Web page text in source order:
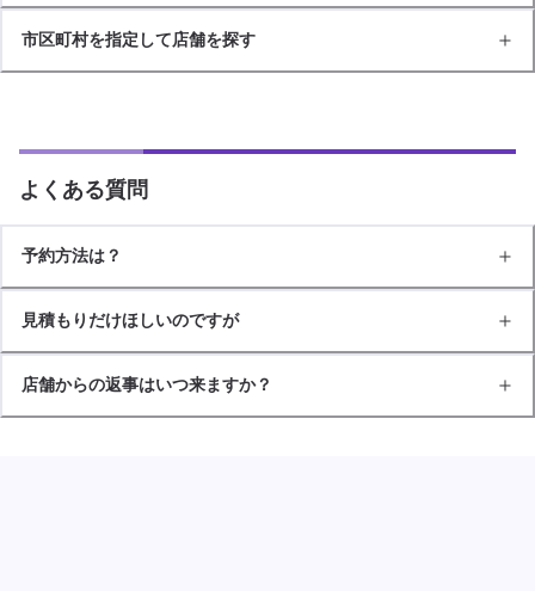
市区町村を指定して店舗を探す
よくある質問
予約方法は？
見積もりだけほしいのですが
店舗からの返事はいつ来ますか？